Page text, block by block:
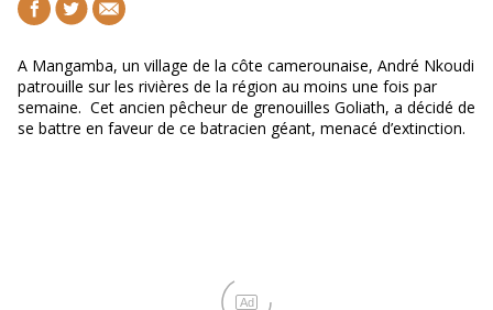
A Mangamba, un village de la côte camerounaise, André Nkoudi
patrouille sur les rivières de la région au moins une fois par
semaine. Cet ancien pêcheur de grenouilles Goliath, a décidé de
se battre en faveur de ce batracien géant, menacé d’extinction.
Ad